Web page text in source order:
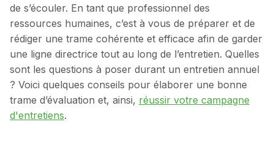
de s’écouler. En tant que professionnel des
ressources humaines, c’est à vous de préparer et de
rédiger une trame cohérente et efficace afin de garder
une ligne directrice tout au long de l’entretien. Quelles
sont les questions à poser durant un entretien annuel
? Voici quelques conseils pour élaborer une bonne
trame d’évaluation et, ainsi, réussir votre campagne
d'entretiens.